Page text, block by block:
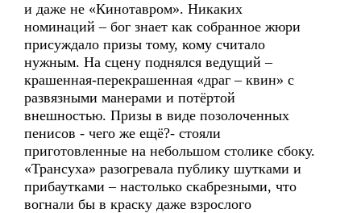
и даже не «Кинотавром». Никаких
номинаций – бог знает как собранное жюри
присуждало призы тому, кому считало
нужным. На сцену поднялся ведущий –
крашенная-перекрашенная «драг – квин» с
развязными манерами и потёртой
внешностью. Призы в виде позолоченных
пенисов - чего же ещё?- стояли
приготовленные на небольшом столике сбоку.
«Трансуха» разогревала публику шутками и
прибаутками – настолько скабрезными, что
вогнали бы в краску даже взрослого